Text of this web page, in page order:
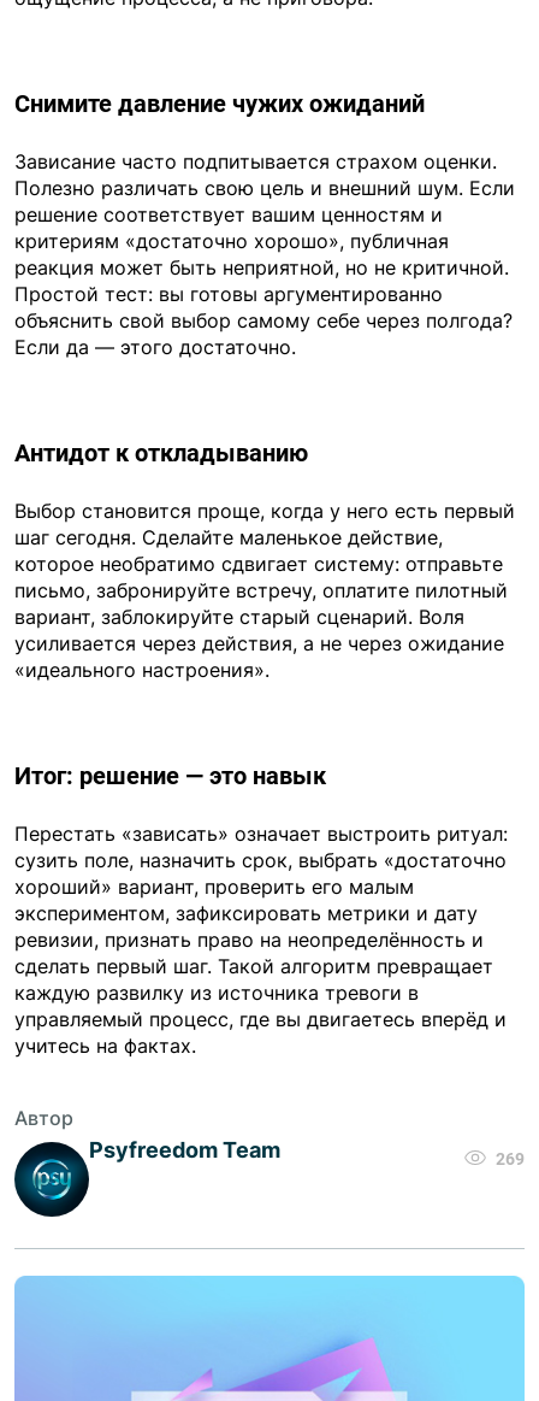
Снимите давление чужих ожиданий
Зависание часто подпитывается страхом оценки.
Полезно различать свою цель и внешний шум. Если
решение соответствует вашим ценностям и
критериям «достаточно хорошо», публичная
реакция может быть неприятной, но не критичной.
Простой тест: вы готовы аргументированно
объяснить свой выбор самому себе через полгода?
Если да — этого достаточно.
Антидот к откладыванию
Выбор становится проще, когда у него есть первый
шаг сегодня. Сделайте маленькое действие,
которое необратимо сдвигает систему: отправьте
письмо, забронируйте встречу, оплатите пилотный
вариант, заблокируйте старый сценарий. Воля
усиливается через действия, а не через ожидание
«идеального настроения».
Итог: решение — это навык
Перестать «зависать» означает выстроить ритуал:
сузить поле, назначить срок, выбрать «достаточно
хороший» вариант, проверить его малым
экспериментом, зафиксировать метрики и дату
ревизии, признать право на неопределённость и
сделать первый шаг. Такой алгоритм превращает
каждую развилку из источника тревоги в
управляемый процесс, где вы двигаетесь вперёд и
учитесь на фактах.
Автор
Psyfreedom Team 269